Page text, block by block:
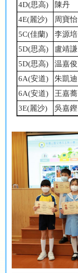
4D(思高)
陳丹
4E(麗沙)
周寶怡
5C(佳蘭)
李源培
5D(思高)
盧靖謙
5D(思高)
温嘉俊
6A(安道)
朱凱迪
6A(安道)
王嘉蕎
3E(麗沙) 吳嘉鏗